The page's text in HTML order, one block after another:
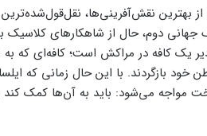
از بهترین نقش‌آفرینی‌ها،
دوم، حال از شاهکارهای کلاسیک
یک کافه در مراکش است؛ کافه‌ای که
بازگردند. با این حال زمانی که
مواجه می‌شود: باید به آن‌ها کمک کند